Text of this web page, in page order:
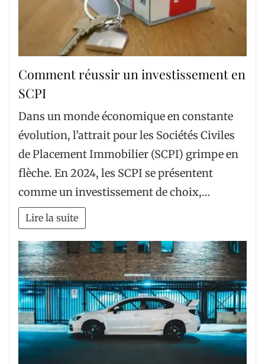
Comment réussir un investissement en
SCPI
Dans un monde économique en constante
évolution, l’attrait pour les Sociétés Civiles
de Placement Immobilier (SCPI) grimpe en
flèche. En 2024, les SCPI se présentent
comme un investissement de choix,…
Lire la suite